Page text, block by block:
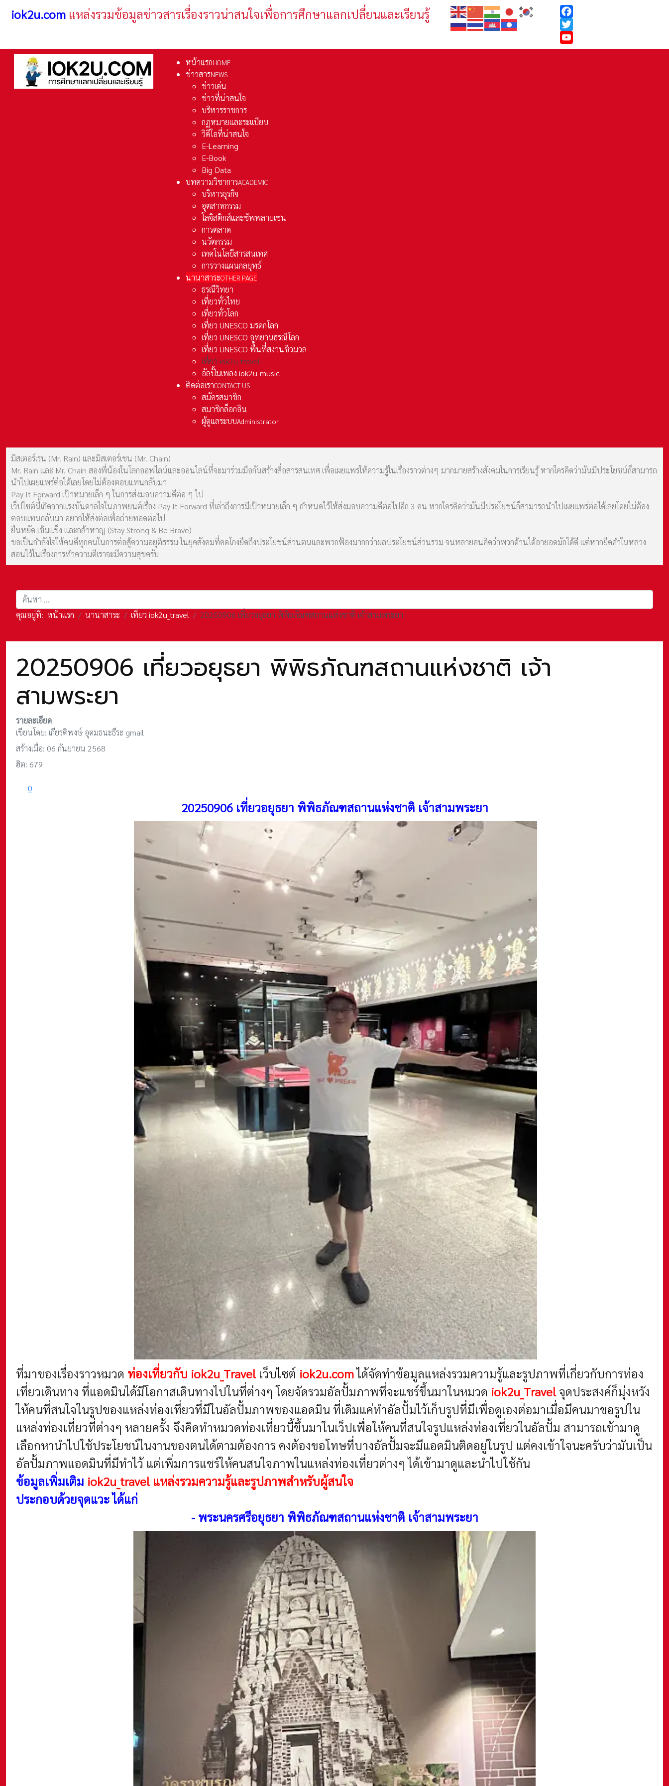
iok2u.com แหล่งรวมข้อมูลข่าวสารเรื่องราวน่าสนใจเพื่อการศึกษาแลกเปลี่ยนและเรียนรู้
Facebook
Twitter
YouTube
หน้าแรกHOME
ข่าวสารNEWS
ข่าวเด่น
ข่าวที่น่าสนใจ
บริหารราชการ
กฏหมายและระเเบียบ
วิดีโอที่น่าสนใจ
E-Learning
E-Book
Big Data
บทความวิชาการACADEMIC
บริหารธุรกิจ
อุตสาหกรรม
โลจิสติกส์และชัพพลายเชน
การตลาด
นวัตกรรม
เทคโนโลยีสารสนเทศ
การวางแผนกลยุทธ์
นานาสาระOTHER PAGE
ธรณีวิทยา
เที่ยวทั่วไทย
เที่ยวทั่วโลก
เที่ยว UNESCO มรดกโลก
เที่ยว UNESCO อุทยานธรณีโลก
เที่ยว UNESCO พื้นที่สงวนชีวมวล
เที่ยว iok2u_travel
อัลปั้มเพลง iok2u_music
ติดต่อเราCONTACT US
สมัครสมาชิก
สมาชิกล็อกอิน
ผู้ดูแลระบบAdministrator
มิสเตอร์เรน (Mr. Rain) และมิสเตอร์เชน (Mr. Chain)
Mr. Rain และ Mr. Chain สองพี่น้องในโลกออฟไลน์และออนไลน์ที่จะมาร่วมมือกันสร้างสื่อสารสนเทศ เพื่อเผยแพร่ให้ความรู้ในเรื่องราวต่างๆ มากมายสร้างสังคมในการเรียนรู้ หากใครคิดว่ามันมีประโยชน์ก็สามารถ
นำไปเผยแพร่ต่อได้เลยโดยไม่ต้องตอบแทนกลับมา
Pay It Forward เป้าหมายเล็ก ๆ ในการส่งมอบความดีต่อ ๆ ไป
เว็ปไซต์นี้เกิดจากแรงบันดาลใจในภาพยนต์เรื่อง Pay It Forward ที่เล่าถึงการมีเป้าหมายเล็ก ๆ กำหนดไว้ให้ส่งมอบความดีต่อไปอีก 3 คน หากใครคิดว่ามันมีประโยชน์ก็สามารถนำไปเผยแพร่ต่อได้เลยโดยไม่ต้อง
ตอบแทนกลับมา อยากให้ส่งต่อเพื่อถ่ายทอดต่อไป
ยืนหยัด เข้มแข็ง และกล้าหาญ (Stay Strong & Be Brave)
ขอเป็นกำลังใจให้คนดีทุกคนในการต่อสู้ความอยุติธรรม ในยุคสังคมที่คดโกงยึดถึงประโยชน์ส่วนตนและพวกฟ้องมากกว่าผลประโยชน์ส่วนรวม จนหลายคนคิดว่าพวกด้านได้อายอดมักได้ดี แต่หากยึดคำในหลวง
สอนไว้ในเรื่องการทำความดีเราจะมีความสุขครับ
การค้นหา
คุณอยู่ที่: หน้าแรก นานาสาระ เที่ยว iok2u_travel 20250906 เที่ยวอยุธยา พิพิธภัณฑสถานแห่งชาติ เจ้าสามพระยา
20250906 เที่ยวอยุธยา พิพิธภัณฑสถานแห่งชาติ เจ้า
สามพระยา
รายละเอียด
เขียนโดย: เกียรติพงษ์ อุดมธนะธีระ gmail
สร้างเมื่อ: 06 กันยายน 2568
ฮิต: 679
0
20250906 เที่ยวอยุธยา พิพิธภัณฑสถานแห่งชาติ เจ้าสามพระยา
ที่มาของเรื่องราวหมวด ท่องเที่ยวกับ iok2u_Travelเว็บไซต์ iok2u.comได้จัดทำข้อมูลแหล่งรวมความรู้และรูปภาพที่เกี่ยวกับการท่อง
เที่ยวเดินทาง ที่แอดมินได้มีโอกาสเดินทางไปในที่ต่างๆ โดยจัดรวมอัลปั้มภาพที่จะแชร์ขึ้นมาในหมวด iok2u_Travelจุดประสงค์ก็มุ่งหวัง
ให้คนที่สนใจในรูปของแหล่งท่องเที่ยวที่มีในอัลปั้มภาพของแอดมิน ที่เดิมแค่ทำอัลปั้มไว้เก็บรูปที่มีเพื่อดูเองต่อมาเมื่อมีคนมาขอรูปใน
แหล่งท่องเที่ยวที่ต่างๆ หลายครั้ง จึงคิดทำหมวดท่องเที่ยวนี้ขึ้นมาในเว็ปเพื่อให้คนที่สนใจรูปแหล่งท่องเที่ยวในอัลปั้ม สามารถเข้ามาดู
เลือกหานำไปใช้ประโยชน์ในงานของตนได้ตามต้องการ คงต้องขอโทษที่บางอัลปั้มจะมีแอดมินติดอยู่ในรูป แต่คงเข้าใจนะครับว่ามันเป็น
อัลปั้มภาพแอดมินที่มีทำไว้ แต่เพิ่มการแชร์ให้คนสนใจภาพในแหล่งท่องเที่ยวต่างๆ ได้เข้ามาดูและนำไปใช้กัน
ข้อมูลเพิ่มเติม iok2u_travel แหล่งรวมความรู้และรูปภาพสำหรับผู้สนใจ
ประกอบด้วยจุดแวะ ได้แก่
- พระนครศรีอยุธยา พิพิธภัณฑสถานแห่งชาติ เจ้าสามพระยา